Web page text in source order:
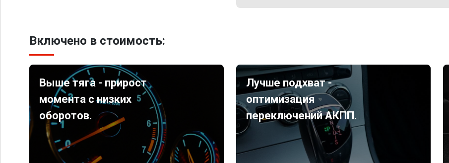
Включено в стоимость:
Выше тяга - прирост
момента с низких
оборотов.
Лучше подхват -
оптимизация
переключений АКПП.